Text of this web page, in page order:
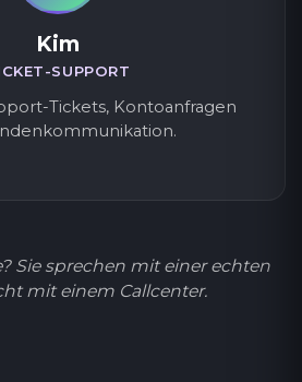
Kim
SUPPORT
Tickets, Kontoanfragen
Sie sprechen mit einer echten
mit einem Callcenter.